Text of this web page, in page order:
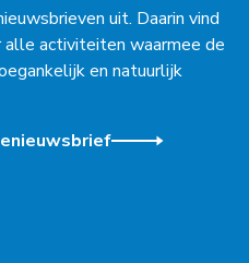
uit. Daarin vind
activiteiten waarmee de
en natuurlijk